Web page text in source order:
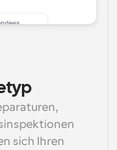
sich Ihren